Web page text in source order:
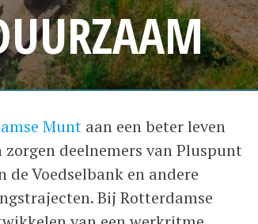
Muntaan een beter leven
deelnemers van Pluspunt
Voedselbank en andere
Bij Rotterdamse